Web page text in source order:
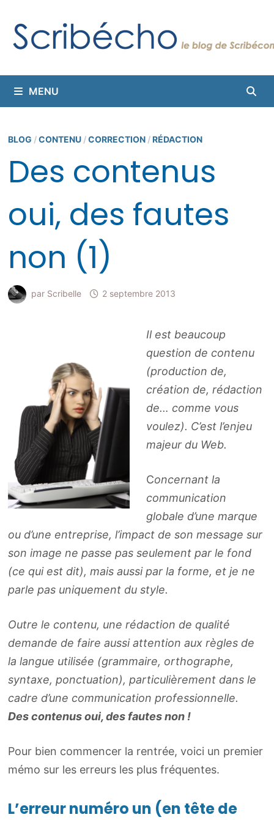
contenu
MENU
BLOG /CONTENU /CORRECTION /RÉDACTION
Des contenus
oui, des fautes
non (1)
par Scribelle 2 septembre 2013
Il est beaucoup
question de contenu
(production de,
création de, rédaction
de… comme vous
voulez). C’est l’enjeu
majeur du Web.
Concernant la
communication
globale d’une marque
ou d’une entreprise, l’impact de son message sur
son image ne passe pas seulement par le fond
(ce qui est dit), mais aussi par la forme, et je ne
parle pas uniquement du style.
Outre le contenu, une rédaction de qualité
demande de faire aussi attention aux règles de
la langue utilisée (grammaire, orthographe,
syntaxe, ponctuation), particulièrement dans le
cadre d’une communication professionnelle.
Des contenus oui, des fautes non !
Pour bien commencer la rentrée, voici un premier
mémo sur les erreurs les plus fréquentes.
L’erreur numéro un (en tête de